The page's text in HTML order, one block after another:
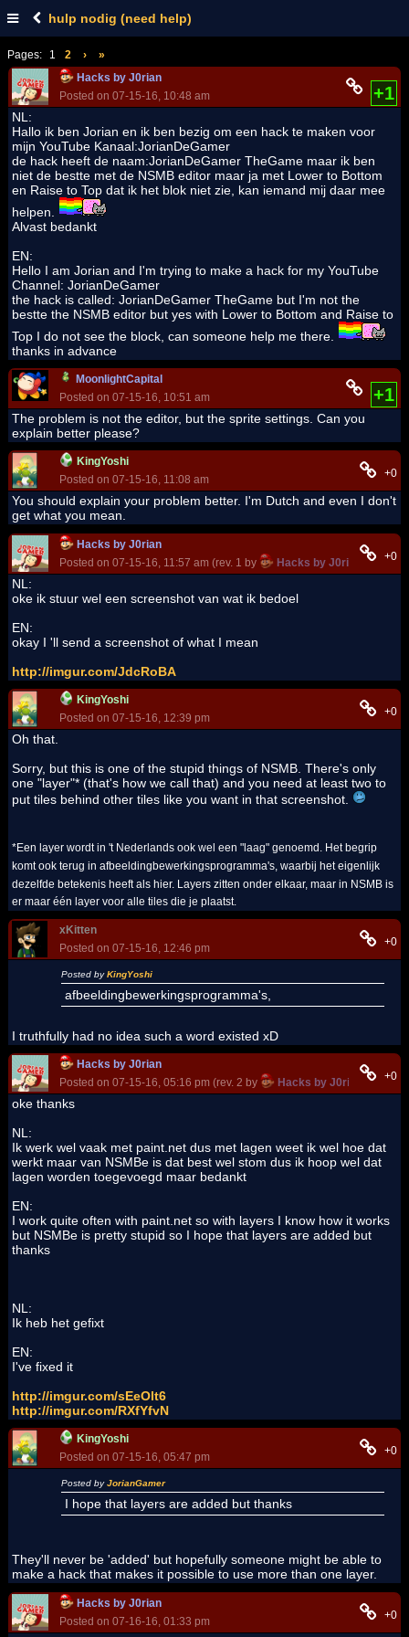
hulp nodig (need help)
Pages: 1 2 ›
»
Hacks by J0rian
Posted on 07-15-16, 10:48 am
+1
NL:
Hallo ik ben Jorian en ik ben bezig om een hack te maken voor
mijn YouTube Kanaal:JorianDeGamer
de hack heeft de naam:JorianDeGamer TheGame maar ik ben
niet de bestte met de NSMB editor maar ja met Lower to Bottom
en Raise to Top dat ik het blok niet zie, kan iemand mij daar mee
helpen.
Alvast bedankt
EN:
Hello I am Jorian and I'm trying to make a hack for my YouTube
Channel: JorianDeGamer
the hack is called: JorianDeGamer TheGame but I'm not the
bestte the NSMB editor but yes with Lower to Bottom and Raise to
Top I do not see the block, can someone help me there.
thanks in advance
MoonlightCapital
Posted on 07-15-16, 10:51 am
+1
The problem is not the editor, but the sprite settings. Can you
explain better please?
KingYoshi
Posted on 07-15-16, 11:08 am
+0
You should explain your problem better. I'm Dutch and even I don't
get what you mean.
Hacks by J0rian
Posted on 07-15-16, 11:57 am (rev. 1 by
Hacks by J0rian on 07-
+0
NL:
oke ik stuur wel een screenshot van wat ik bedoel
EN:
okay I 'll send a screenshot of what I mean
http://imgur.com/JdcRoBA
KingYoshi
Posted on 07-15-16, 12:39 pm
+0
Oh that.
Sorry, but this is one of the stupid things of NSMB. There's only
one "layer"* (that's how we call that) and you need at least two to
put tiles behind other tiles like you want in that screenshot.
*Een layer wordt in 't Nederlands ook wel een "laag" genoemd. Het begrip
komt ook terug in afbeeldingbewerkingsprogramma's, waarbij het eigenlijk
dezelfde betekenis heeft als hier. Layers zitten onder elkaar, maar in NSMB is
er maar één layer voor alle tiles die je plaatst.
xKitten
Posted on 07-15-16, 12:46 pm
+0
Posted byKingYoshi
afbeeldingbewerkingsprogramma's,
I truthfully had no idea such a word existed xD
Hacks by J0rian
Posted on 07-15-16, 05:16 pm (rev. 2 by
Hacks by J0rian on 07-
+0
oke thanks
NL:
Ik werk wel vaak met paint.net dus met lagen weet ik wel hoe dat
werkt maar van NSMBe is dat best wel stom dus ik hoop wel dat
lagen worden toegevoegd maar bedankt
EN:
I work quite often with paint.net so with layers I know how it works
but NSMBe is pretty stupid so I hope that layers are added but
thanks
NL:
Ik heb het gefixt
EN:
I've fixed it
http://imgur.com/sEeOlt6
http://imgur.com/RXfYfvN
KingYoshi
Posted on 07-15-16, 05:47 pm
+0
Posted byJorianGamer
I hope that layers are added but thanks
They'll never be 'added' but hopefully someone might be able to
make a hack that makes it possible to use more than one layer.
Hacks by J0rian
Posted on 07-16-16, 01:33 pm
+0